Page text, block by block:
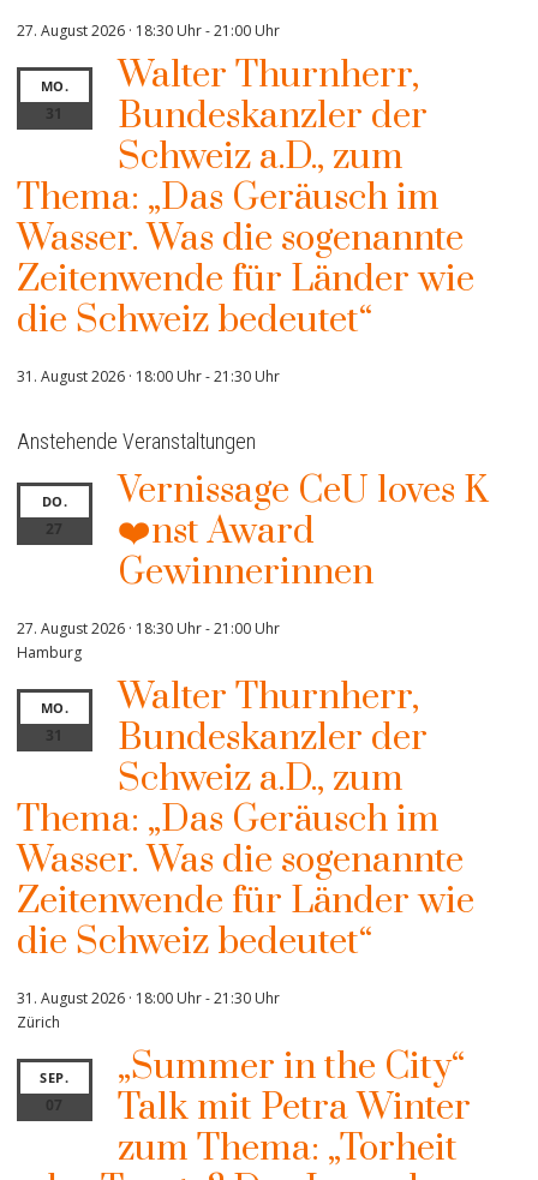
27. August 2026 · 18:30 Uhr-21:00 Uhr
MO.
31
Walter Thurnherr,
Bundeskanzler der
Schweiz a.D., zum
Thema: „Das Geräusch im
Wasser. Was die sogenannte
Zeitenwende für Länder wie
die Schweiz bedeutet“
31. August 2026 · 18:00 Uhr-21:30 Uhr
Anstehende Veranstaltungen
DO.
27
Vernissage CeU loves K
❤️nst Award
Gewinnerinnen
27. August 2026 · 18:30 Uhr-21:00 Uhr
Hamburg
MO.
31
Walter Thurnherr,
Bundeskanzler der
Schweiz a.D., zum
Thema: „Das Geräusch im
Wasser. Was die sogenannte
Zeitenwende für Länder wie
die Schweiz bedeutet“
31. August 2026 · 18:00 Uhr-21:30 Uhr
Zürich
SEP.
07
„Summer in the City“
Talk mit Petra Winter
zum Thema: „Torheit